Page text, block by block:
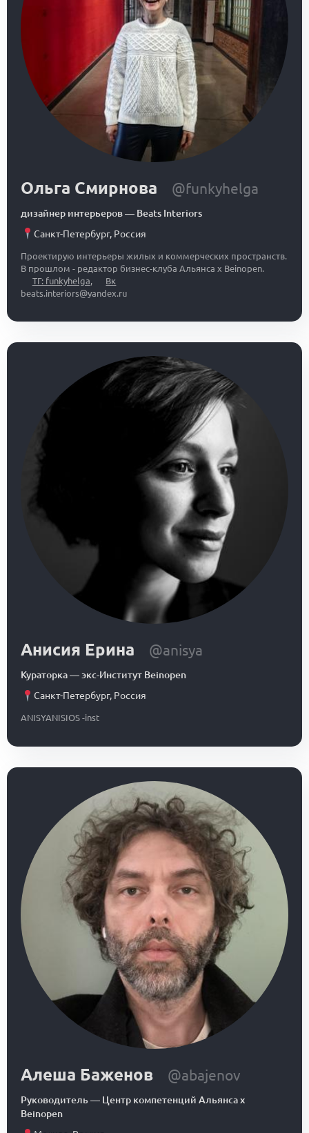
Ольга Смирнова @funkyhelga
дизайнер интерьеров— Beats Interiors
Санкт-Петербург, Россия
Проектирую интерьеры жилых и коммерческих пространств.
В прошлом - редактор бизнес-клуба Альянса x Beinopen.
ТГ: funkyhelga
Вк
beats.interiors@yandex.ru
Анисия Ерина @anisya
Кураторка—экс-Институт Beinopen
Санкт-Петербург, Россия
ANISYANISIOS -inst
Алеша Баженов @abajenov
Руководитель— Центр компетенций Альянса x
Beinopen